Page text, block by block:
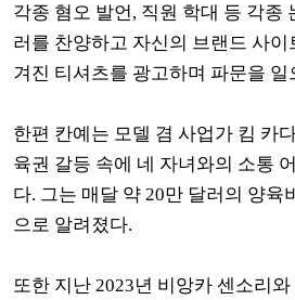
각종 혐오 발언, 직원 학대 등 각종
러를 찬양하고 자신의 브랜드 사이
겨진 티셔츠를 광고하며 파문을 일
한편 칸예는 모델 겸 사업가 킴 카
육권 갈등 속에 네 자녀와의 소통
다. 그는 매달 약 20만 달러의 양육
으로 알려졌다.
또한 지난 2023년 비앙카 센소리